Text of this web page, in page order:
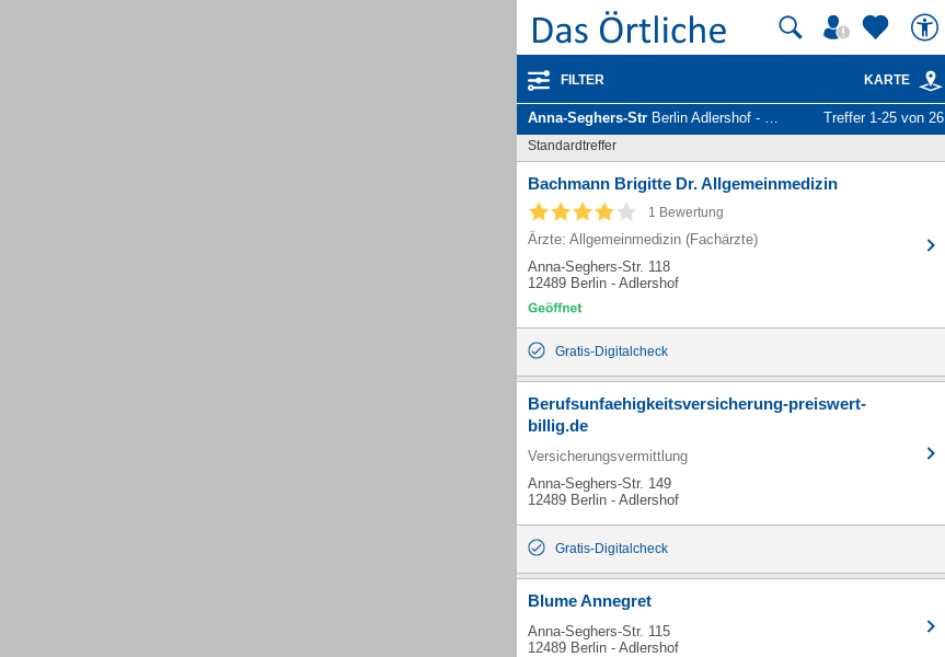
FILTER KARTE
Anna-Seghers-Str Berlin Adlershof - Unternehmen und Personen Treffer 1-25 von 26
Standardtreffer
Bachmann Brigitte Dr. Allgemeinmedizin
1 Bewertung
Ärzte: Allgemeinmedizin (Fachärzte)
Anna-Seghers-Str. 118
12489 Berlin - Adlershof
Gratis-Digitalcheck
Berufsunfaehigkeitsversicherung-preiswert-
billig.de
Versicherungsvermittlung
Anna-Seghers-Str. 149
12489 Berlin - Adlershof
Gratis-Digitalcheck
Blume Annegret
Anna-Seghers-Str. 115
12489 Berlin - Adlershof